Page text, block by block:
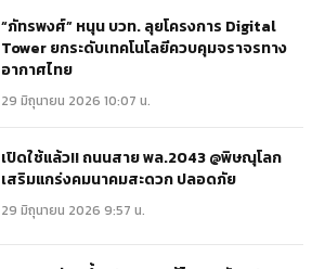
“ภัทรพงศ์” หนุน บวท. ลุยโครงการ Digital
Tower ยกระดับเทคโนโลยีควบคุมจราจรทาง
อากาศไทย
29 มิถุนายน 2026 10:07 น.
เปิดใช้แล้ว!! ถนนสาย พล.2043 @พิษณุโลก
เสริมแกร่งคมนาคมสะดวก ปลอดภัย
29 มิถุนายน 2026 9:57 น.